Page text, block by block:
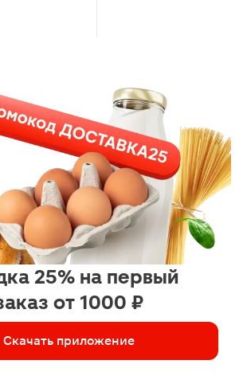
25% на первый
от 1000 ₽
Скачать приложение